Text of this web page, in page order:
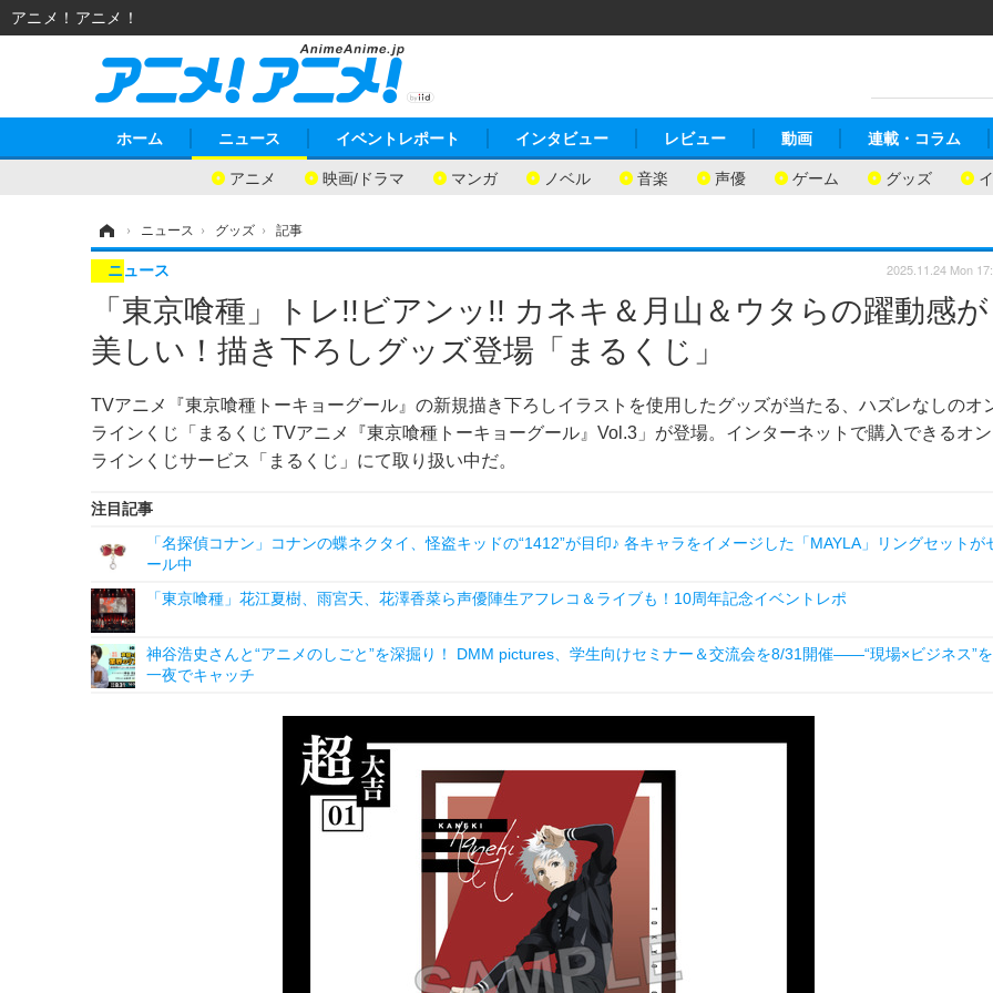
ホーム ニュース
アニメ 映画/ドラマ マンガ ノベル 音楽 声優 ゲーム グッズ
イベントレポート インタビュー レビュー 動画 連載・コラム
› ニュース › グッズ › 記事
「東京喰種」トレ!!ビアンッ!! カネキ＆月山＆ウタらの躍動感が
美しい！描き下ろしグッズ登場「まるくじ」
TVアニメ『東京喰種トーキョーグール』の新規描き下ろしイラストを使用したグッズが当たる、ハズレなしのオ
ラインくじ「まるくじ TVアニメ『東京喰種トーキョーグール』Vol.3」が登場。インターネットで購入できるオン
ラインくじサービス「まるくじ」にて取り扱い中だ。
ニュース 2025.11.24 Mon
注目記事
「名探偵コナン」コナンの蝶ネクタイ、怪盗キッドの“1412”が目印♪ 各キャラをイメージした「MAYLA」リングセットが
ール中
「東京喰種」花江夏樹、雨宮天、花澤香菜ら声優陣生アフレコ＆ライブも！10周年記念イベントレポ
神谷浩史さんと“アニメのしごと”を深掘り！ DMM pictures、学生向けセミナー＆交流会を8/31開催――“現場×ビジネス”を
一夜でキャッチ
アニメ！アニメ！